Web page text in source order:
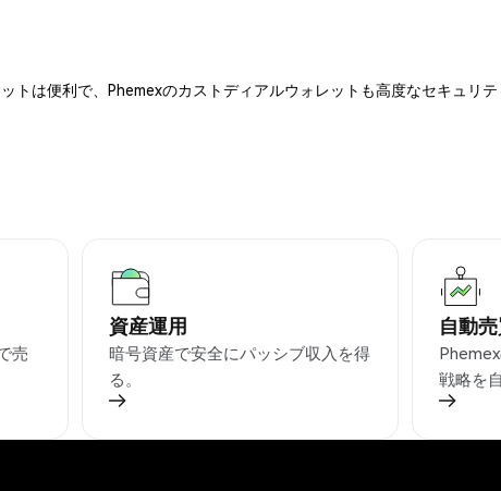
は便利で、Phemexのカストディアルウォレットも高度なセキュリテ
売
資産運用
暗号資産で安全にパッシブ収入を得
る。
自動
戦略を